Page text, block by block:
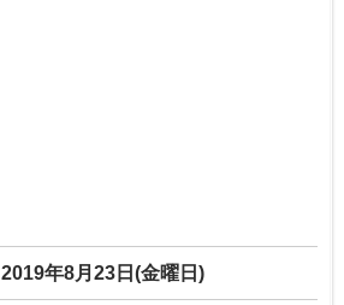
2019年8月23日(金曜日)